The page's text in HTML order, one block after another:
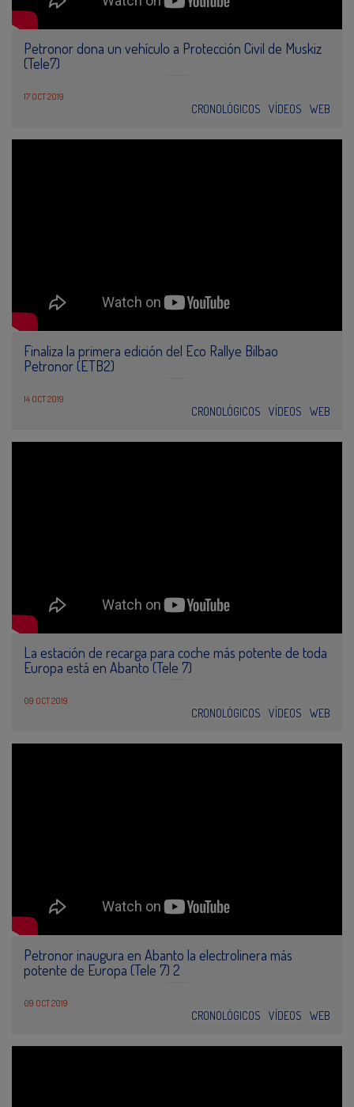
Petronor dona un vehículo a Protección Civil de Muskiz
(Tele7)
17 OCT 2019
CRONOLÓGICOS VÍDEOS WEB
Finaliza la primera edición del Eco Rallye Bilbao
Petronor (ETB2)
14 OCT 2019
CRONOLÓGICOS VÍDEOS WEB
La estación de recarga para coche más potente de toda
Europa está en Abanto (Tele 7)
09 OCT 2019
CRONOLÓGICOS VÍDEOS WEB
Petronor inaugura en Abanto la electrolinera más
potente de Europa (Tele 7) 2
09 OCT 2019
CRONOLÓGICOS VÍDEOS WEB